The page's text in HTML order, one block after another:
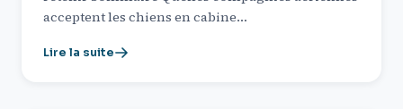
acceptent les chiens en cabine…
Lire la suite